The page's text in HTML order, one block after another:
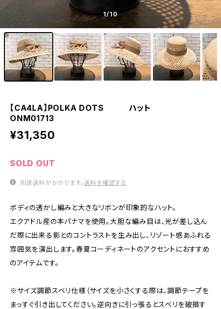
1/10
【CA4LA】POLKA DOTS ハット
ONM01713
¥31,350
SOLD OUT
別途送料がかかります。送料を確認する
ボディの透かし編みと大きなリボンが印象的なハット。
エクアドル産の本パナマを使用。大胆な編み目は、光が差し込ん
だ際に出来る影とのコントラストを生み出し、リゾート感あふれる
雰囲気を演出します。春夏コーディネートのアクセントにおすすめ
のアイテムです。
※サイズ調節スベリ仕様（サイズを小さくする際は、調節テープを
まっすぐ引き出してください。逆向きに引っ張るとスベリを破損す